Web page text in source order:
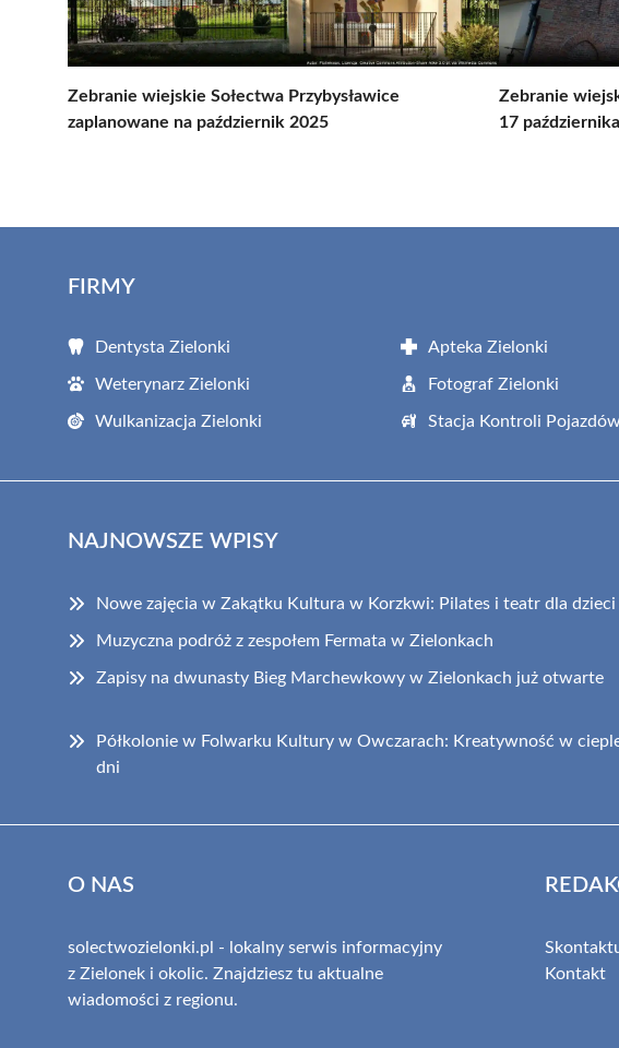
Zebranie wiejskie Sołectwa Przybysławice
zaplanowane na październik 2025
Zebranie
17
FIRMY
Dentysta Zielonki Apteka Zielonki
Weterynarz Zielonki Fotograf Zielonki
Wulkanizacja Zielonki Stacja Kontroli
NAJNOWSZE WPISY
Nowe zajęcia w Zakątku Kultura w Korzkwi: Pilates i teatr dla dzieci
Muzyczna podróż z zespołem Fermata w Zielonkach
Zapisy na dwunasty Bieg Marchewkowy w Zielonkach już otwarte
Półkolonie w Folwarku Kultury w Owczarach: Kreatywność w
dni
O NAS
solectwozielonki.pl - lokalny serwis informacyjny
z Zielonek i okolic. Znajdziesz tu aktualne
wiadomości z regionu.
Kontakt